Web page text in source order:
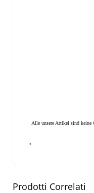
Alle unsere Artikel sind keine
"
Prodotti Correlati